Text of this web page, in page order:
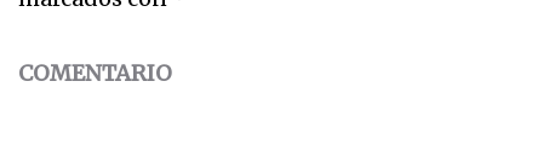
COMENTARIO